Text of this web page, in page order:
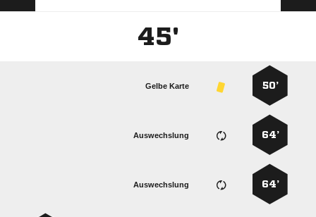
45'
50’
Gelbe Karte
64’
Auswechslung
64’
Auswechslung